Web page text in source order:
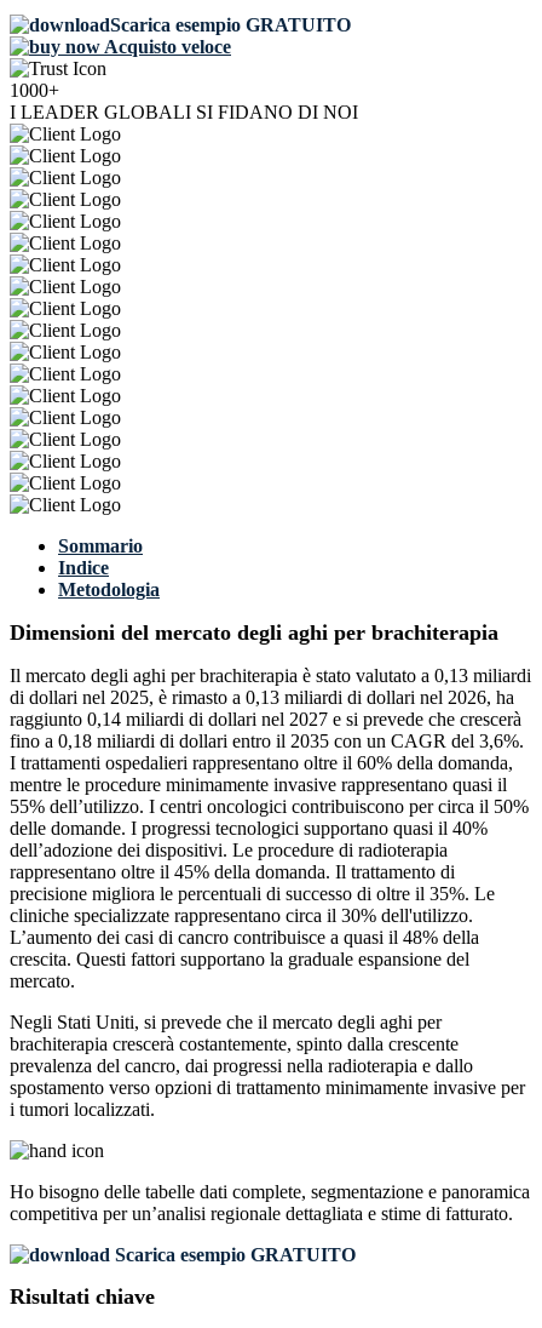
Scarica esempio GRATUITO
Acquisto veloce
1000+
I LEADER GLOBALI SI FIDANO DI NOI
Sommario
Indice
Metodologia
Dimensioni del mercato degli aghi per brachiterapia
Il mercato degli aghi per brachiterapia è stato valutato a 0,13 miliardi
di dollari nel 2025, è rimasto a 0,13 miliardi di dollari nel 2026, ha
raggiunto 0,14 miliardi di dollari nel 2027 e si prevede che crescerà
fino a 0,18 miliardi di dollari entro il 2035 con un CAGR del 3,6%.
I trattamenti ospedalieri rappresentano oltre il 60% della domanda,
mentre le procedure minimamente invasive rappresentano quasi il
55% dell’utilizzo. I centri oncologici contribuiscono per circa il 50%
delle domande. I progressi tecnologici supportano quasi il 40%
dell’adozione dei dispositivi. Le procedure di radioterapia
rappresentano oltre il 45% della domanda. Il trattamento di
precisione migliora le percentuali di successo di oltre il 35%. Le
cliniche specializzate rappresentano circa il 30% dell'utilizzo.
L’aumento dei casi di cancro contribuisce a quasi il 48% della
crescita. Questi fattori supportano la graduale espansione del
mercato.
Negli Stati Uniti, si prevede che il mercato degli aghi per
brachiterapia crescerà costantemente, spinto dalla crescente
prevalenza del cancro, dai progressi nella radioterapia e dallo
spostamento verso opzioni di trattamento minimamente invasive per
i tumori localizzati.
Ho bisogno delle tabelle dati complete, segmentazione e panoramica
competitiva per un’analisi regionale dettagliata e stime di fatturato.
Scarica esempio GRATUITO
Risultati chiave